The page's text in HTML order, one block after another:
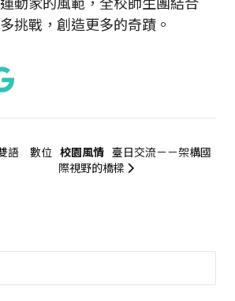
挑戰，創造更多的奇蹟。
語 數位 校園風情 臺日交流－－架構國
際視野的橋樑